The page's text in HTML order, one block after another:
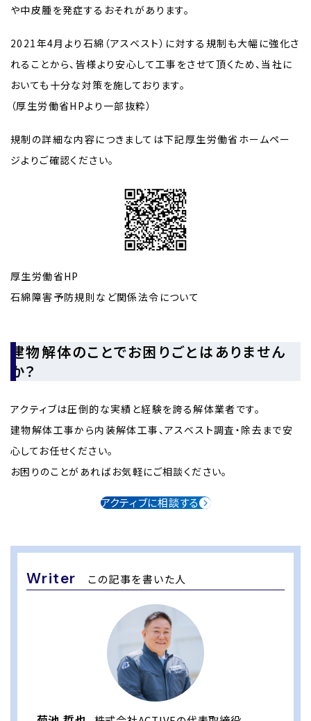
や中皮腫を発症するおそれがあります。
2021年4月より石綿（アスベスト）に対する規制も大幅に強化さ
れることから、皆様より安心して工事をさせて頂くため、当社に
おいても十分な対策を施しております。
（厚生労働省HPより一部抜粋）
規制の詳細な内容につきましては下記厚生労働省ホームペー
ジよりご確認ください。
厚生労働省HP
石綿障害予防規則など関係法令について
建物解体のことでお困りごとはありません
か？
アクティブは圧倒的な実績と経験を誇る解体業者です。
建物解体工事から内装解体工事、アスベスト調査・除去まで安
心してお任せください。
お困りのことがあればお気軽にご相談ください。
アクティブに相談する
Writer この記事を書いた人